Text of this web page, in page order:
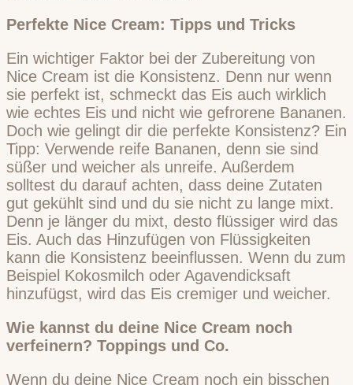
Perfekte Nice Cream: Tipps und Tricks
Ein wichtiger Faktor bei der Zubereitung von
Nice Cream ist die Konsistenz. Denn nur wenn
sie perfekt ist, schmeckt das Eis auch wirklich
wie echtes Eis und nicht wie gefrorene Bananen.
Doch wie gelingt dir die perfekte Konsistenz? Ein
Tipp: Verwende reife Bananen, denn sie sind
süßer und weicher als unreife. Außerdem
solltest du darauf achten, dass deine Zutaten
gut gekühlt sind und du sie nicht zu lange mixt.
Denn je länger du mixt, desto flüssiger wird das
Eis. Auch das Hinzufügen von Flüssigkeiten
kann die Konsistenz beeinflussen. Wenn du zum
Beispiel Kokosmilch oder Agavendicksaft
hinzufügst, wird das Eis cremiger und weicher.
Wie kannst du deine Nice Cream noch
verfeinern? Toppings und Co.
Wenn du deine Nice Cream noch ein bisschen